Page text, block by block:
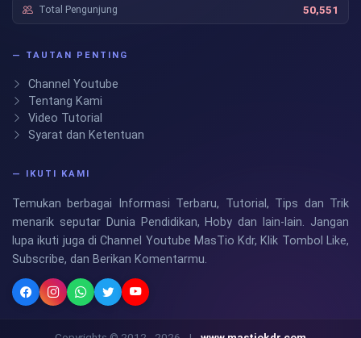
Total Pengunjung 50,551
— TAUTAN PENTING
Channel Youtube
Tentang Kami
Video Tutorial
Syarat dan Ketentuan
— IKUTI KAMI
Temukan berbagai Informasi Terbaru, Tutorial, Tips dan Trik
menarik seputar Dunia Pendidikan, Hoby dan lain-lain. Jangan
lupa ikuti juga di Channel Youtube MasTio Kdr, Klik Tombol Like,
Subscribe, dan Berikan Komentarmu.